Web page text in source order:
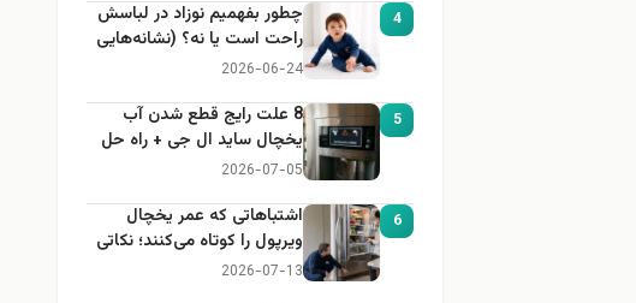
4
چطور بفهمیم نوزاد در لباسش
راحت است یا نه؟ (نشانه‌هایی
که هر مادر باید بداند)
2026-06-24
5
8 علت رایج قطع شدن آب
یخچال ساید ال جی + راه حل
2026-07-05
6
اشتباهاتی که عمر یخچال
ویرپول را کوتاه می‌کنند؛ نکاتی
که باید بدانید
2026-07-13